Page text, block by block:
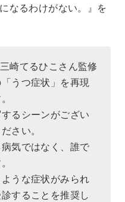
なるわけがない。』を
崎てるひこさん監修
うつ症状」を再現
るシーンがござい
さい。
気ではなく、誰で
うな症状がみられ
することを推奨し